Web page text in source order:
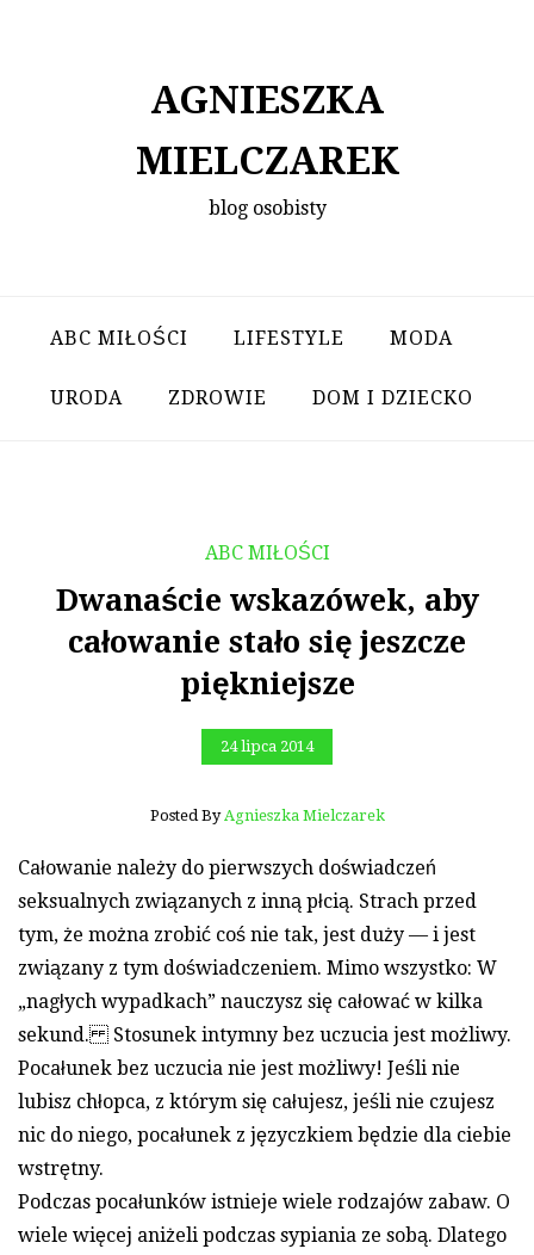
AGNIESZKA
MIELCZAREK
blog osobisty
ABC MIŁOŚCI LIFESTYLE MODA
URODA ZDROWIE DOM I DZIECKO
ABC MIŁOŚCI
Dwanaście wskazówek, aby
całowanie stało się jeszcze
piękniejsze
24 lipca 2014
Posted By Agnieszka Mielczarek
Całowanie należy do pierwszych doświadczeń
seksualnych związanych z inną płcią. Strach przed
tym, że można zrobić coś nie tak, jest duży — i jest
związany z tym doświadczeniem. Mimo wszystko: W
„nagłych wypadkach” nauczysz się całować w kilka
sekund. Stosunek intymny bez uczucia jest możliwy.
Pocałunek bez uczucia nie jest możliwy! Jeśli nie
lubisz chłopca, z którym się całujesz, jeśli nie czujesz
nic do niego, pocałunek z języczkiem będzie dla ciebie
wstrętny.
Podczas pocałunków istnieje wiele rodzajów zabaw. O
wiele więcej aniżeli podczas sypiania ze sobą. Dlatego